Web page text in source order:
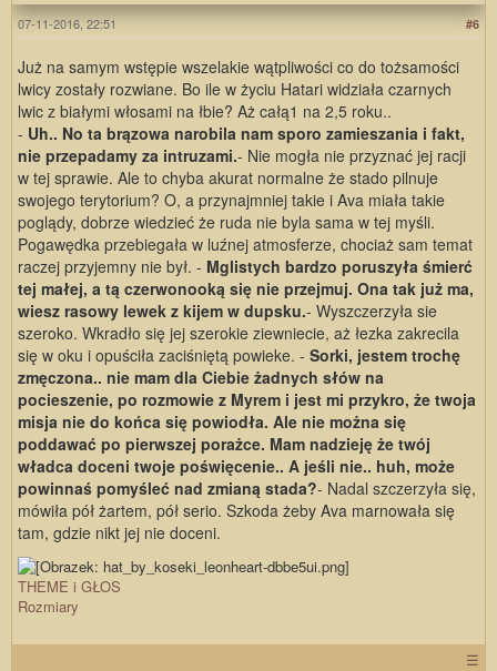
#6
07-11-2016, 22:51
Już na samym wstępie wszelakie wątpliwości co do tożsamości
lwicy zostały rozwiane. Bo ile w życiu Hatari widziała czarnych
lwic z białymi włosami na łbie? Aż całą1 na 2,5 roku..
- Uh.. No ta brązowa narobila nam sporo zamieszania i fakt,
nie przepadamy za intruzami.- Nie mogła nie przyznać jej racji
w tej sprawie. Ale to chyba akurat normalne że stado pilnuje
swojego terytorium? O, a przynajmniej takie i Ava miała takie
poglądy, dobrze wiedzieć że ruda nie byla sama w tej myśli.
Pogawędka przebiegała w luźnej atmosferze, chociaż sam temat
raczej przyjemny nie był. - Mglistych bardzo poruszyła śmierć
tej małej, a tą czerwonooką się nie przejmuj. Ona tak już ma,
wiesz rasowy lewek z kijem w dupsku.- Wyszczerzyła sie
szeroko. Wkradło się jej szerokie ziewniecie, aż łezka zakrecila
się w oku i opuściła zaciśniętą powieke. - Sorki, jestem trochę
zmęczona.. nie mam dla Ciebie żadnych słów na
pocieszenie, po rozmowie z Myrem i jest mi przykro, że twoja
misja nie do końca się powiodła. Ale nie można się
poddawać po pierwszej porażce. Mam nadzieję że twój
władca doceni twoje poświęcenie.. A jeśli nie.. huh, może
powinnaś pomyśleć nad zmianą stada?- Nadal szczerzyła się,
mówiła pół żartem, pół serio. Szkoda żeby Ava marnowała się
tam, gdzie nikt jej nie doceni.
THEME i GŁOS
Rozmiary
☰